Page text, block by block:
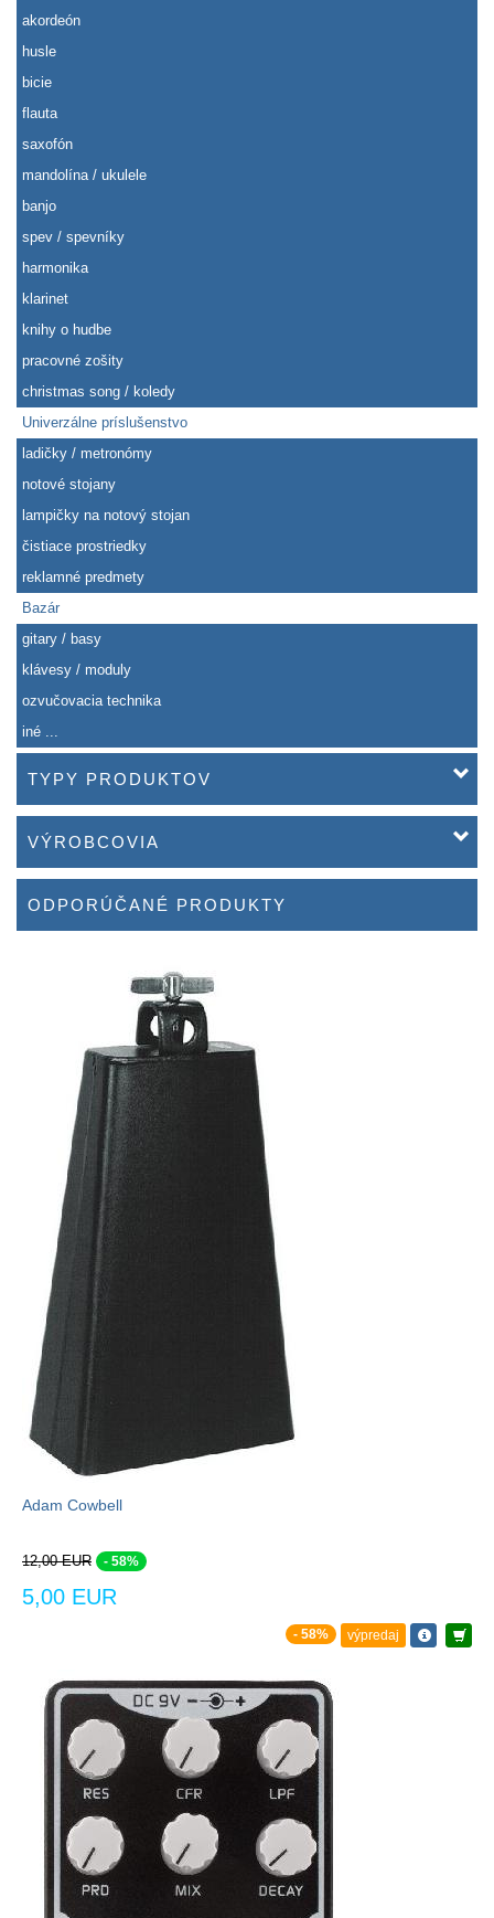
akordeón
husle
bicie
flauta
saxofón
mandolína / ukulele
banjo
spev / spevníky
harmonika
klarinet
knihy o hudbe
pracovné zošity
christmas song / koledy
Univerzálne príslušenstvo
ladičky / metronómy
notové stojany
lampičky na notový stojan
čistiace prostriedky
reklamné predmety
Bazár
gitary / basy
klávesy / moduly
ozvučovacia technika
iné ...
TYPY PRODUKTOV
VÝROBCOVIA
ODPORÚČANÉ PRODUKTY
Adam Cowbell
12,00 EUR - 58%
5,00 EUR
- 58% výpredaj